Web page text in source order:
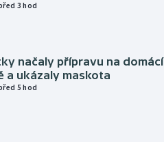
3 hod
načaly přípravu na domácí
a ukázaly maskota
5 hod